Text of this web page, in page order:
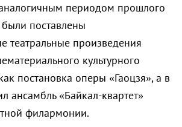
периодом прошлого
поставлены
театральные произведения
культурного
постановка оперы «Гаоцзя», а в
ансамбль «Байкал-квартет»
филармонии.